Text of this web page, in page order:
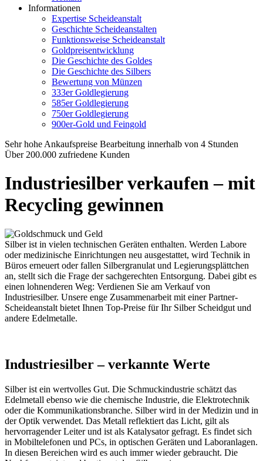
Informationen
Expertise Scheideanstalt
Geschichte Scheideanstalten
Funktionsweise Scheideanstalt
Goldpreisentwicklung
Die Geschichte des Goldes
Die Geschichte des Silbers
Bewertung von Münzen
333er Goldlegierung
585er Goldlegierung
750er Goldlegierung
900er-Gold und Feingold
Sehr hohe Ankaufspreise Bearbeitung innerhalb von 4 Stunden
Über 200.000 zufriedene Kunden
Industriesilber verkaufen – mit
Recycling gewinnen
Silber ist in vielen technischen Geräten enthalten. Werden Labore
oder medizinische Einrichtungen neu ausgestattet, wird Technik in
Büros erneuert oder fallen Silbergranulat und Legierungsplättchen
an, stellt sich die Frage der sachgerechten Entsorgung. Dabei gibt es
einen lohnenderen Weg: Verdienen Sie am Verkauf von
Industriesilber. Unsere enge Zusammenarbeit mit einer Partner-
Scheideanstalt bietet Ihnen Top-Preise für Ihr Silber Scheidgut und
andere Edelmetalle.
Industriesilber – verkannte Werte
Silber ist ein wertvolles Gut. Die Schmuckindustrie schätzt das
Edelmetall ebenso wie die chemische Industrie, die Elektrotechnik
oder die Kommunikationsbranche. Silber wird in der Medizin und in
der Optik verwendet. Das Metall reflektiert das Licht, gilt als
hervorragender Leiter und ist als Katalysator gefragt. Es findet sich
in Mobiltelefonen und PCs, in optischen Geräten und Laboranlagen.
In diesen Bereichen wird es auch immer wieder gebraucht. Die